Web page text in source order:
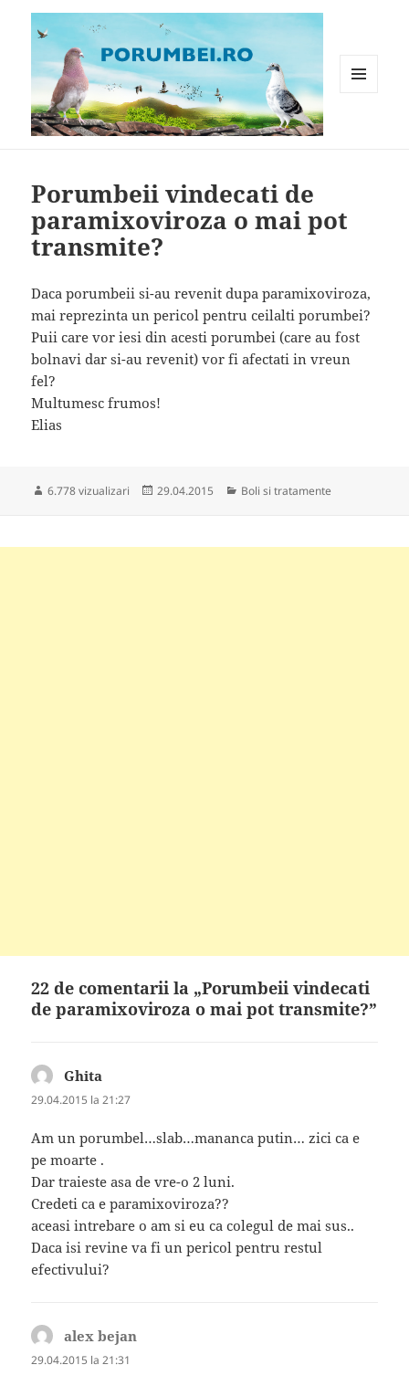
Porumbeii vindecati de
paramixoviroza o mai pot
transmite?
Daca porumbeii si-au revenit dupa paramixoviroza,
mai reprezinta un pericol pentru ceilalti porumbei?
Puii care vor iesi din acesti porumbei (care au fost
bolnavi dar si-au revenit) vor fi afectati in vreun
fel?
Multumesc frumos!
Elias
6.778 vizualizari
Publicat
29.04.2015 Categorii
Boli si tratamente
22 de comentarii la „Porumbeii vindecati
de paramixoviroza o mai pot transmite?”
Ghita
29.04.2015 la 21:27
Am un porumbel…slab…mananca putin… zici ca e
pe moarte .
Dar traieste asa de vre-o 2 luni.
Credeti ca e paramixoviroza??
aceasi intrebare o am si eu ca colegul de mai sus..
Daca isi revine va fi un pericol pentru restul
efectivului?
alex bejan
29.04.2015 la 21:31